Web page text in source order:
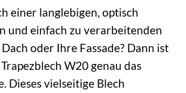
einer langlebigen, optisch
und einfach zu verarbeitenden
oder Ihre Fassade? Dann ist
W20 genau das
Dieses vielseitige Blech